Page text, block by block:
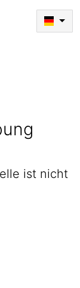
ist nicht